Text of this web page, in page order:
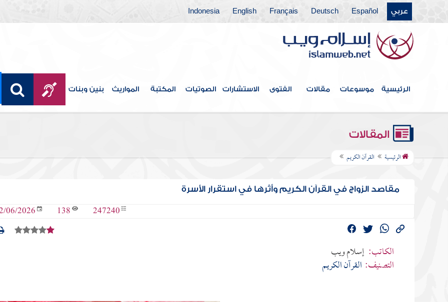
عربي Español
Deutsch
Français
English
Indonesia
الرئيسية موسوعات مقالات الفتوى الاستشارات الصوتيات المكتبة المواريث بنين وبنات
المقالات
الرئيسية القرآن الكريم
مقاصد الزواج في القرآن الكريم وأثرها في استقرار الأسرة
247240
138
06/2026
الكاتب: إسلام ويب
التصنيف: القرآن الكريم